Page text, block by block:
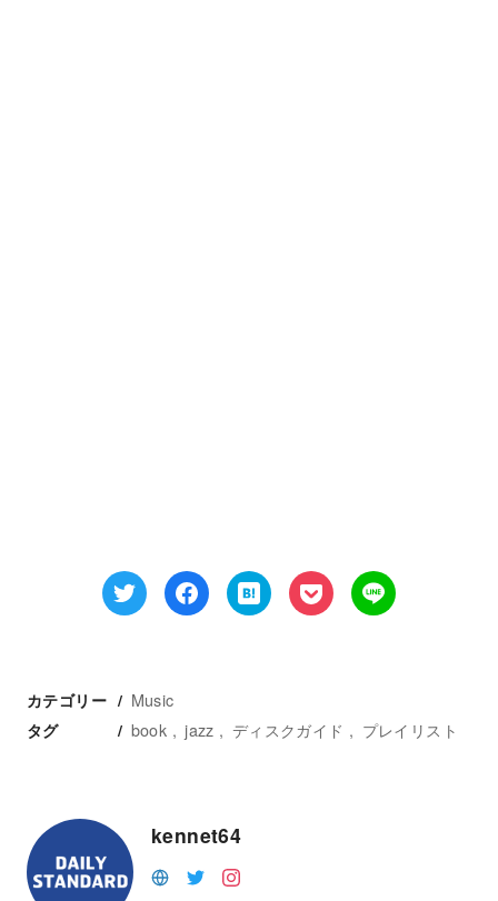
カテゴリー Music
タグ book jazz ディスクガイド プレイリスト
kennet64